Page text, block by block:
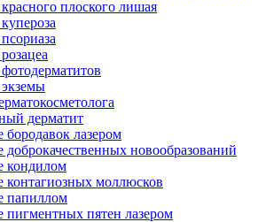
плоского лишая
дерматит
бородавок лазером
доброкачественных новообразований
кондилом
контагиозных моллюсков
папиллом
пигментных пятен лазером